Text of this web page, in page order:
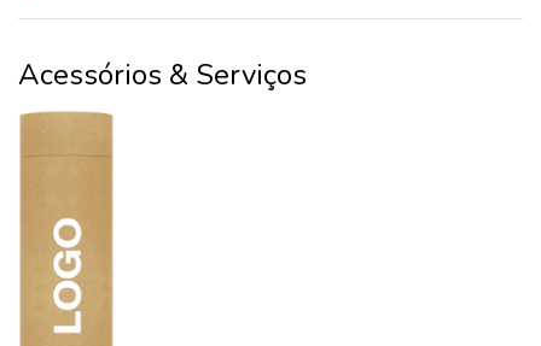
Acessórios & Serviços